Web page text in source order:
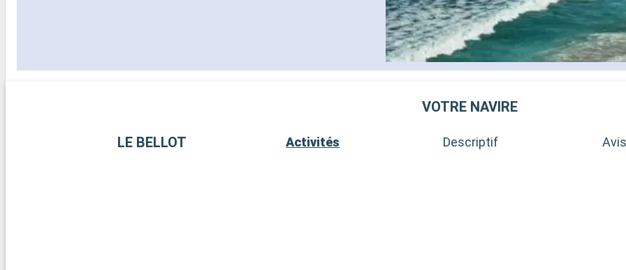
VOTRE NAVIRE
LE BELLOT Activités Descriptif